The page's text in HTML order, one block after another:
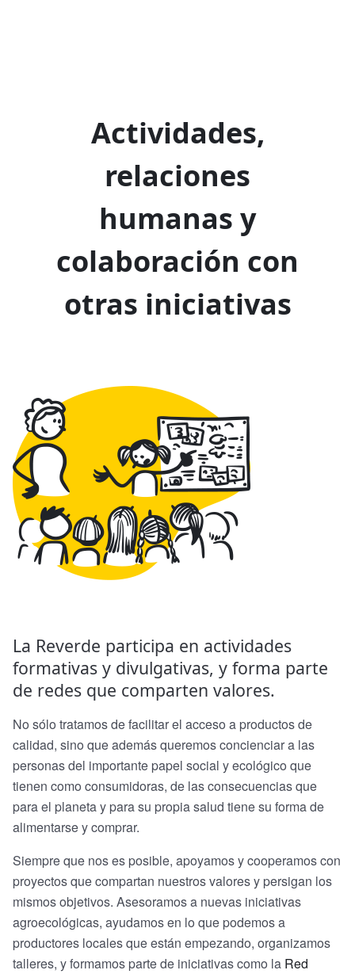
Actividades,
relaciones
humanas y
colaboración con
otras iniciativas
La Reverde participa en actividades
formativas y divulgativas, y forma parte
de redes que comparten valores.
No sólo tratamos de facilitar el acceso a productos de
calidad, sino que además queremos concienciar a las
personas del importante papel social y ecológico que
tienen como consumidoras, de las consecuencias que
para el planeta y para su propia salud tiene su forma de
alimentarse y comprar.
Siempre que nos es posible, apoyamos y cooperamos con
proyectos que compartan nuestros valores y persigan los
mismos objetivos. Asesoramos a nuevas iniciativas
agroecológicas, ayudamos en lo que podemos a
productores locales que están empezando, organizamos
talleres, y formamos parte de iniciativas como la Red